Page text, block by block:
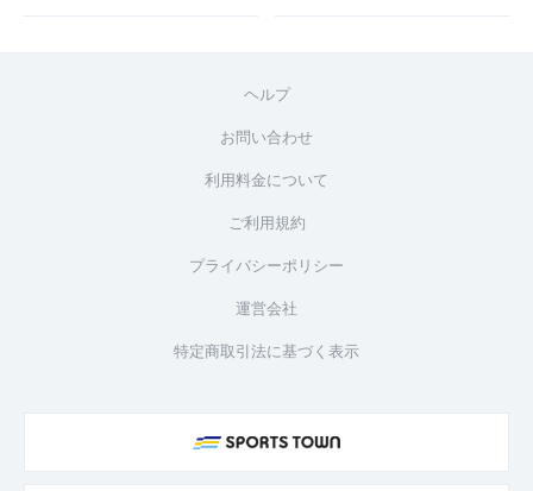
ヘルプ
お問い合わせ
利用料金について
ご利用規約
プライバシーポリシー
運営会社
特定商取引法に基づく表示